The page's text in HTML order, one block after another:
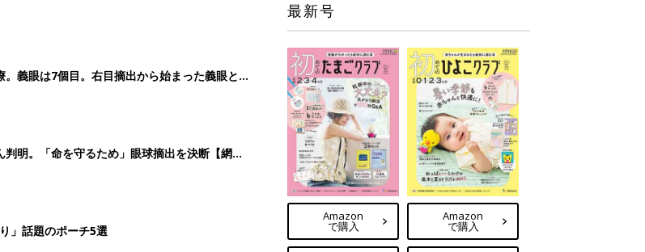
義眼は7個目。右目摘出から始まった義眼と
明。「命を守るため」眼球摘出を決断【網膜
」話題のポーチ5選
最新号
Amazon
で購入
Amazon
で購入